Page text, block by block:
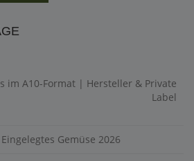
im A10-Format | Hersteller & Private
Label
Gemüse 2026